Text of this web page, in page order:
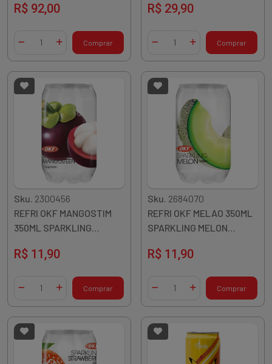
R$ 92,00
Diminuir QuantidadeAdicionar Quantidade
Comprar
R$ 29,90
Diminuir QuantidadeAdicionar Quantidade
Comprar
Sku. 2300456
REFRI OKF MANGOSTIM
350ML SPARKLING
COREIA
R$ 11,90
Diminuir QuantidadeAdicionar Quantidade
Comprar
Sku. 2684070
REFRI OKF MELAO 350ML
SPARKLING MELON
R$ 11,90
Diminuir QuantidadeAdicionar Quantidade
Comprar